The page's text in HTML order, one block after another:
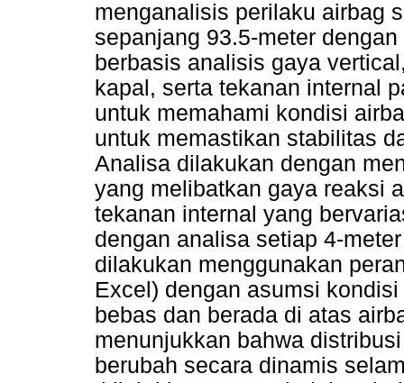
menganalisis perilaku airbag
sepanjang 93.5-meter
berbasis analisis gaya
kapal, serta tekanan internal
untuk memahami kondisi
untuk memastikan stabilitas
Analisa dilakukan dengan
yang melibatkan gaya reaksi
tekanan internal yang
dengan analisa setiap 4-
dilakukan menggunakan
Excel) dengan asumsi
bebas dan berada di atas
menunjukkan bahwa
berubah secara dinamis